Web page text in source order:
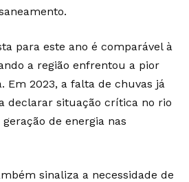
para este ano é comparável à
a região enfrentou a pior
Em 2023, a falta de chuvas já
declarar situação crítica no rio
de energia nas
sinaliza a necessidade de